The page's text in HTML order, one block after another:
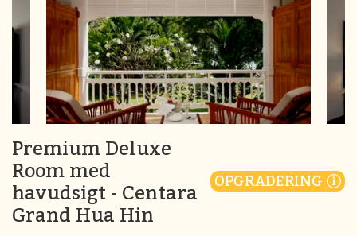
Premium Deluxe
Room med
havudsigt - Centara
Grand Hua Hin
OPGRADERING